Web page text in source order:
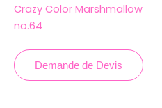
Crazy Color Marshmallow
no.64
Demande de Devis